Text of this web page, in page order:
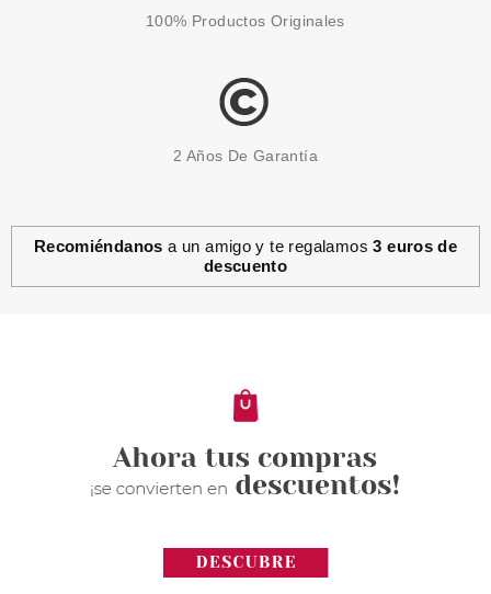
ESSENCE
1.97€
100% Productos Originales
2 Años De Garantía
Recomiéndanos a un amigo y te regalamos3 euros de
descuento